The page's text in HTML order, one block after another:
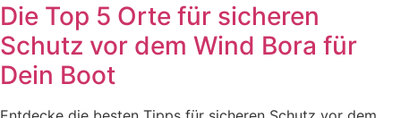
Die Top 5 Orte für sicheren
Schutz vor dem Wind Bora für
Dein Boot